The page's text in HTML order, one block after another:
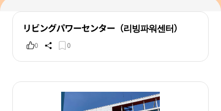
リビングパワーセンター（리빙파워센터）
0 0